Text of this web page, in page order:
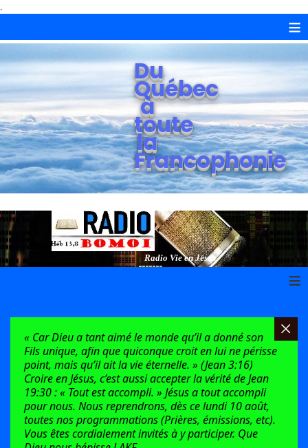
.
≡
Du
Québec
à
toute
la
Francophonie
Radio Vie en Jésus
≡
« Car Dieu a tant aimé le monde qu’il a donné son
Fils unique, afin que quiconque croit en lui ne périsse
point, mais qu’il ait la vie éternelle. » (Jean 3:16)
Croire en Jésus, c’est aussi accepter la vérité de Jean
19:30 : « Tout est accompli. » Jésus a tout accompli
pour nous. Nous reprendrons, dès ce lundi 10 août,
toutes nos programmations (Prières, émissions, etc).
Vous êtes cordialement invités à y participer. Que